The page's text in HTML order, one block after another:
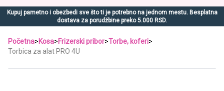
Kupuj pametno i obezbedi sve što ti je potrebno na jednom mestu. Besplatna
dostava za porudžbine preko 5.000 RSD.
Početna>Kosa>Frizerski pribor>Torbe, koferi>
Torbica za alat PRO 4U